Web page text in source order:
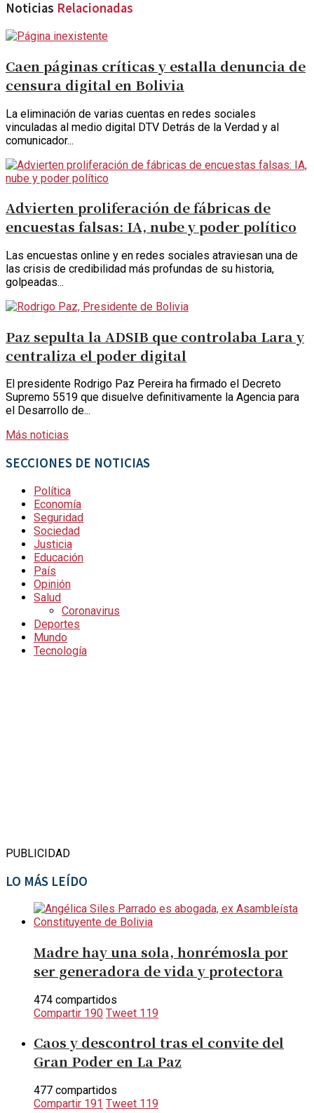
Noticias Relacionadas
Caen páginas críticas y estalla denuncia de
censura digital en Bolivia
La eliminación de varias cuentas en redes sociales
vinculadas al medio digital DTV Detrás de la Verdad y al
comunicador...
Advierten proliferación de fábricas de
encuestas falsas: IA, nube y poder político
Las encuestas online y en redes sociales atraviesan una de
las crisis de credibilidad más profundas de su historia,
golpeadas...
Paz sepulta la ADSIB que controlaba Lara y
centraliza el poder digital
El presidente Rodrigo Paz Pereira ha firmado el Decreto
Supremo 5519 que disuelve definitivamente la Agencia para
el Desarrollo de...
Más noticias
SECCIONES DE NOTICIAS
Política
Economía
Seguridad
Sociedad
Justicia
Educación
País
Opinión
Salud
Coronavirus
Deportes
Mundo
Tecnología
PUBLICIDAD
LO MÁS LEÍDO
Madre hay una sola, honrémosla por
ser generadora de vida y protectora
474 compartidos
Compartir 190 Tweet 119
Caos y descontrol tras el convite del
Gran Poder en La Paz
477 compartidos
Compartir 191 Tweet 119